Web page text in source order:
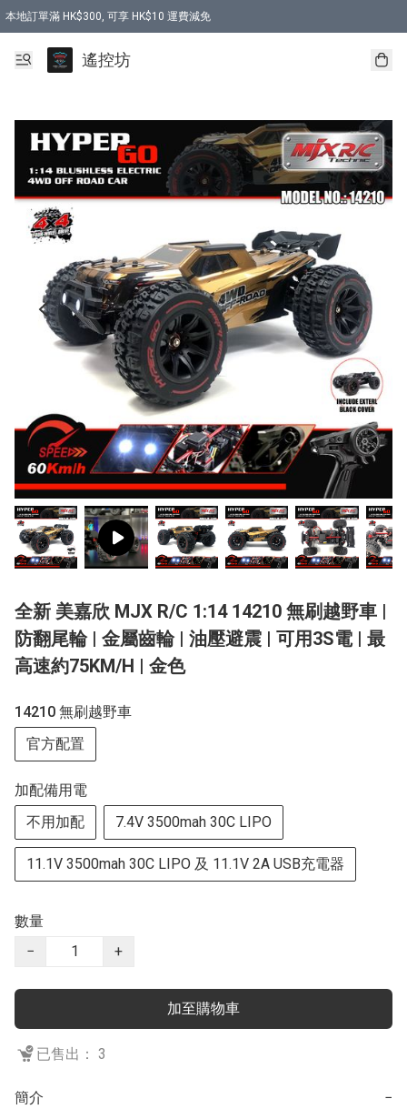
本地訂單滿 HK$300, 可享 HK$10 運費減免
購買 7.6V 6500mah 70C 電池 送 7.6V USB充電器
遙控坊
全新 美嘉欣 MJX R/C 1:14 14210 無刷越野車 |
防翻尾輪 | 金屬齒輪 | 油壓避震 | 可用3S電 | 最
高速約75KM/H | 金色
14210 無刷越野車
官方配置
加配備用電
不用加配
7.4V 3500mah 30C LIPO
11.1V 3500mah 30C LIPO 及 11.1V 2A USB充電器
數量
−
+
加至購物車
已售出： 3
簡介 −